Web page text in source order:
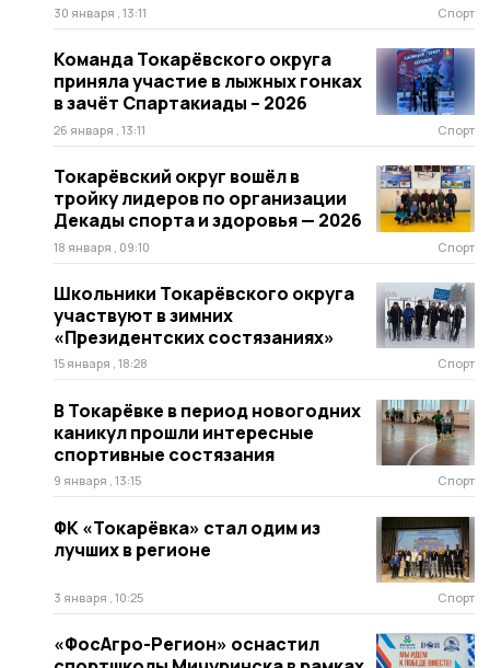
30 января , 13:11 Спорт
Команда Токарёвского округа
приняла участие в лыжных гонках
в зачёт Спартакиады – 2026
26 января , 13:11 Спорт
Токарёвский округ вошёл в
тройку лидеров по организации
Декады спорта и здоровья — 2026
18 января , 09:10 Спорт
Школьники Токарёвского округа
участвуют в зимних
«Президентских состязаниях»
15 января , 18:28 Спорт
В Токарёвке в период новогодних
каникул прошли интересные
спортивные состязания
9 января , 13:15 Спорт
ФК «Токарёвка» стал одим из
лучших в регионе
3 января , 10:25 Спорт
«ФосАгро-Регион» оснастил